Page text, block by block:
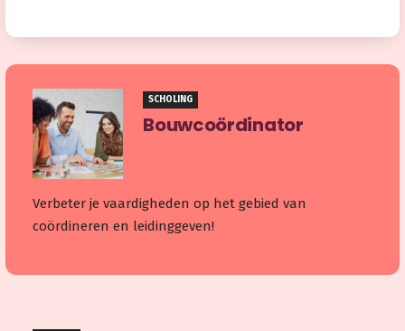
SCHOLING
Bouwcoördinator
Verbeter je vaardigheden op het gebied van
coördineren en leidinggeven!